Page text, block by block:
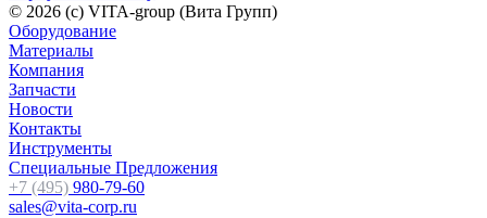
© 2026 (c) VITA-group (Вита Групп)
Оборудование
Материалы
Компания
Запчасти
Новости
Контакты
Инструменты
Специальные Предложения
+7 (495) 980-79-60
sales@vita-corp.ru